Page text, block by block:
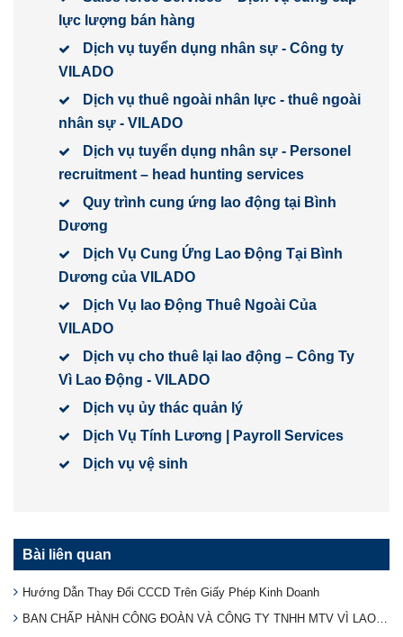
lực lượng bán hàng
Dịch vụ tuyển dụng nhân sự - Công ty
VILADO
Dịch vụ thuê ngoài nhân lực - thuê ngoài
nhân sự - VILADO
Dịch vụ tuyển dụng nhân sự - Personel
recruitment – head hunting services
Quy trình cung ứng lao động tại Bình
Dương
Dịch Vụ Cung Ứng Lao Động Tại Bình
Dương của VILADO
Dịch Vụ lao Động Thuê Ngoài Của
VILADO
Dịch vụ cho thuê lại lao động – Công Ty
Vì Lao Động - VILADO
Dịch vụ ủy thác quản lý
Dịch Vụ Tính Lương | Payroll Services
Dịch vụ vệ sinh
Bài liên quan
Hướng Dẫn Thay Đổi CCCD Trên Giấy Phép Kinh Doanh
BAN CHẤP HÀNH CÔNG ĐOÀN VÀ CÔNG TY TNHH MTV VÌ LAO ĐỘNG TẶNG BÁNH TRUNG THU CHO NHÂN VIÊN DỊP TRUNG THU